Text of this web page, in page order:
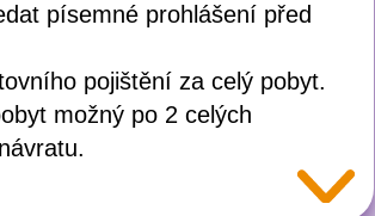
písemné prohlášení před
pojištění za celý pobyt.
možný po 2 celých